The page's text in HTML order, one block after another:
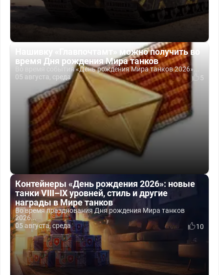
Нашивку «Главпочтамт» можно получить во
время Дня рождения Мира танков
Во время события «День рождения Мира танков 2026»...
05 августа, среда
5
Контейнеры «День рождения 2026»: новые
танки VIII–IX уровней, стиль и другие
награды в Мире танков
Во время празднования Дня рождения Мира танков
2026...
05 августа, среда
10